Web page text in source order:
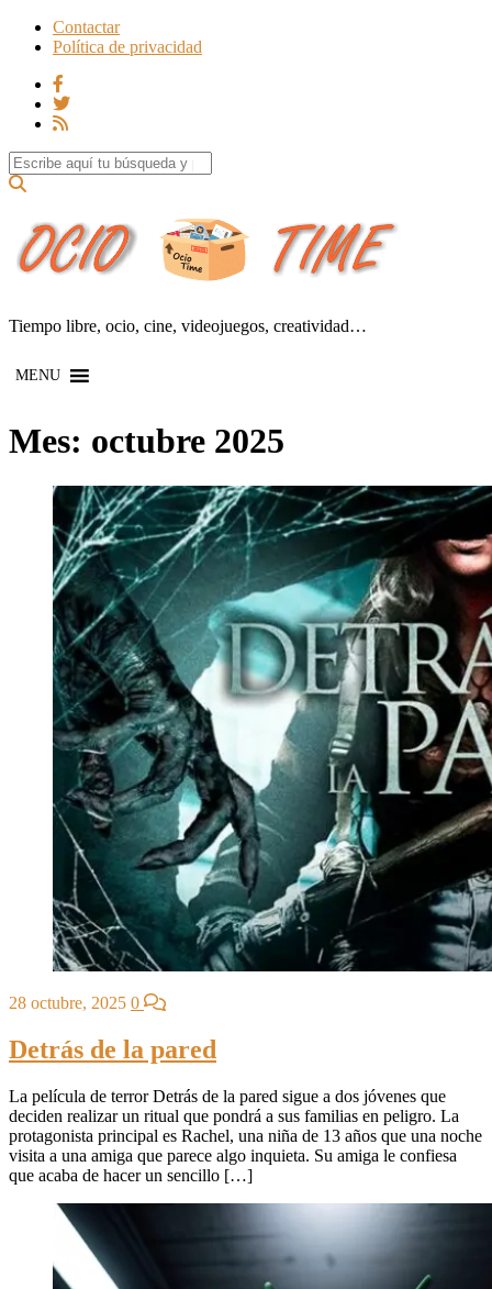
Contactar
Política de privacidad
Search for:
Tiempo libre, ocio, cine, videojuegos, creatividad…
MENU
Mes: octubre 2025
28 octubre, 2025 0
Detrás de la pared
La película de terror Detrás de la pared sigue a dos jóvenes que
deciden realizar un ritual que pondrá a sus familias en peligro. La
protagonista principal es Rachel, una niña de 13 años que una noche
visita a una amiga que parece algo inquieta. Su amiga le confiesa
que acaba de hacer un sencillo […]